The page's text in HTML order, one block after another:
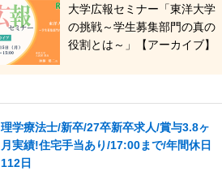
大学広報セミナー「東洋大学
の挑戦～学生募集部門の真の
役割とは～」【アーカイブ】
理学療法士/新卒/27卒新卒求人/賞与3.8ヶ
月実績!住宅手当あり/17:00まで/年間休日
112日